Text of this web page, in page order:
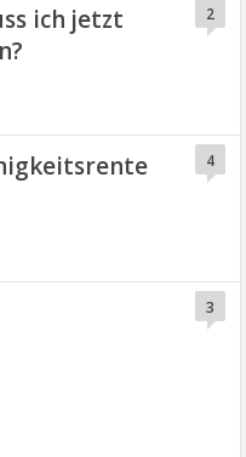
ich jetzt
2
4
3